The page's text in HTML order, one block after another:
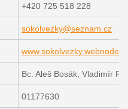
+420 725 518 228
sokolvezky@seznam.cz
Bc. Aleš Bosák, Vladimír
01177630